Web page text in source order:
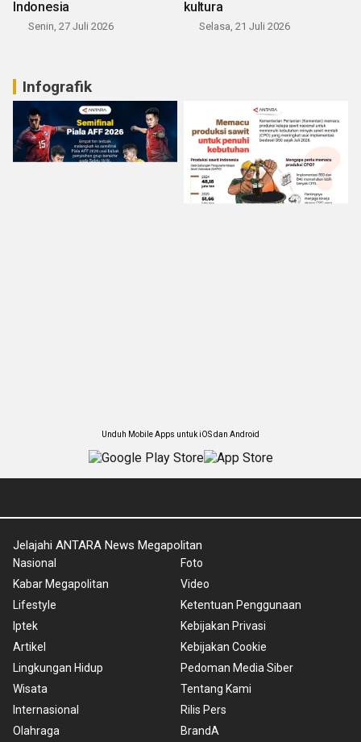
Indonesia
Senin, 27 Juli 2026
kultura
Selasa, 21 Juli 2026
Infografik
Unduh Mobile Apps untuk iOS dan Android
Jelajahi ANTARA News Megapolitan
Nasional
Kabar Megapolitan
Lifestyle
Iptek
Artikel
Lingkungan Hidup
Wisata
Internasional
Olahraga
Foto
Video
Ketentuan Penggunaan
Kebijakan Privasi
Kebijakan Cookie
Pedoman Media Siber
Tentang Kami
Rilis Pers
BrandA